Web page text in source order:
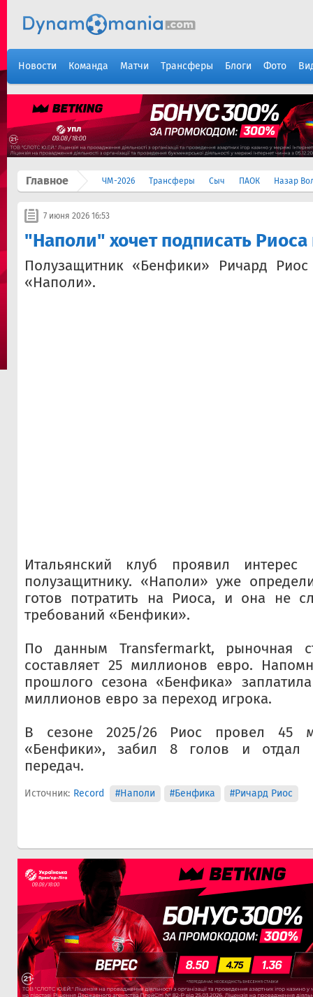
Новости Команда Матчи Трансферы Блоги Фото
Главное ЧМ-2026 Трансферы Сыч ПАОК Назар
7 июня 2026 16:53
"Наполи" хочет подписать
Полузащитник «Бенфики» Ричард
«Наполи».
Итальянский клуб проявил интерес
полузащитнику. «Наполи» уже
готов потратить на Риоса, и она не
требований «Бенфики».
По данным Transfermarkt, рыночная
составляет 25 миллионов евро.
прошлого сезона «Бенфика»
миллионов евро за переход игрока.
В сезоне 2025/26 Риос провел 45
«Бенфики», забил 8 голов и отдал 6
передач.
Источник: Record #Наполи #Бенфика #Ричард Риос